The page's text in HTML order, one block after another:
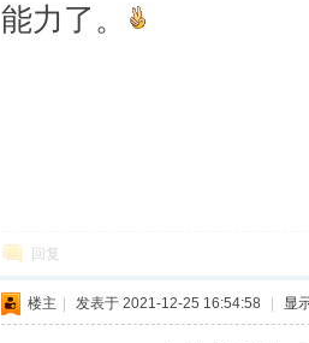
能力了。
回复
楼主 发表于 2021-12-25 16:54:58 显